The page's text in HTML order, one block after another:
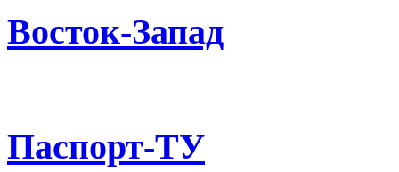
Восток-Запад
Паспорт-ТУ